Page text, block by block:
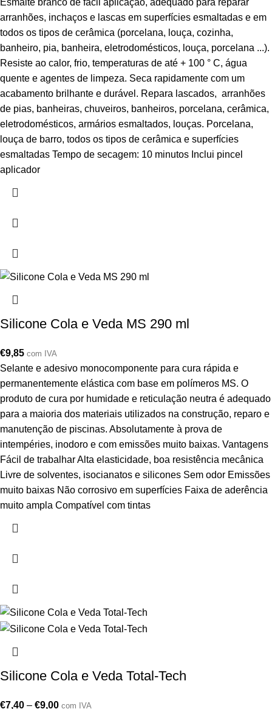
Esmalte branco de fácil aplicação, adequado para reparar
arranhões, inchaços e lascas em superfícies esmaltadas e em
todos os tipos de cerâmica (porcelana, louça, cozinha,
banheiro, pia, banheira, eletrodomésticos, louça, porcelana ...).
Resiste ao calor, frio, temperaturas de até + 100 ° C, água
quente e agentes de limpeza. Seca rapidamente com um
acabamento brilhante e durável. Repara lascados, arranhões
de pias, banheiras, chuveiros, banheiros, porcelana, cerâmica,
eletrodomésticos, armários esmaltados, louças. Porcelana,
louça de barro, todos os tipos de cerâmica e superfícies
esmaltadas Tempo de secagem: 10 minutos Inclui pincel
aplicador
Silicone Cola e Veda MS 290 ml
€9,85 com IVA
Selante e adesivo monocomponente para cura rápida e
permanentemente elástica com base em polímeros MS. O
produto de cura por humidade e reticulação neutra é adequado
para a maioria dos materiais utilizados na construção, reparo e
manutenção de piscinas. Absolutamente à prova de
intempéries, inodoro e com emissões muito baixas. Vantagens
Fácil de trabalhar Alta elasticidade, boa resistência mecânica
Livre de solventes, isocianatos e silicones Sem odor Emissões
muito baixas Não corrosivo em superfícies Faixa de aderência
muito ampla Compatível com tintas
Silicone Cola e Veda Total-Tech
€7,40 – €9,00 com IVA